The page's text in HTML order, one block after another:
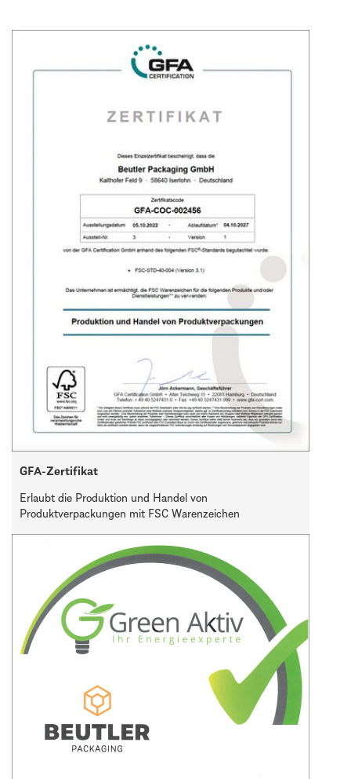
GFA-Zertifikat
Erlaubt die Produktion und Handel von
Produktverpackungen mit FSC Warenzeichen